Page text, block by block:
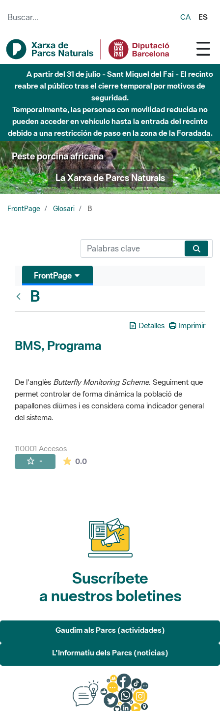
CA ES
A partir del 31 de julio - Sant Miquel del Fai - El recinto
reabre al público tras el cierre temporal por motivos de
seguridad.
Temporalmente, las personas con movilidad reducida no
pueden acceder en vehículo hasta la entrada del recinto
debido a una restricción de paso en la zona de la Foradada.
Peste porcina africana
La Xarxa de Parcs Naturals
FrontPage Glosari B
FrontPage
B
Detalles Imprimir
BMS, Programa
De l'anglès Butterfly Monitoring Scheme. Seguiment que
permet controlar de forma dinàmica la població de
papallones diürnes i es considera coma indicador general
del sistema.
110001 Accesos
- 0.0La valoración media es de 0 estrellas de
Suscríbete
a nuestros boletines
Gaudim als Parcs (actividades)
L'Informatiu dels Parcs (noticias)